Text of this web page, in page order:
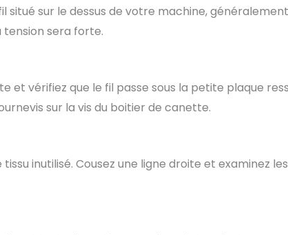
situé sur le dessus de votre machine, généralement
tension sera forte.
et vérifiez que le fil passe sous la petite plaque
sur la vis du boitier de canette.
inutilisé. Cousez une ligne droite et examinez les